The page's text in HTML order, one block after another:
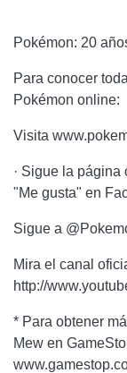
Pokémon: 20
Para conocer
Pokémon online:
Visita
· Sigue la
"Me gusta" en
Sigue a
Mira el canal
http://
* Para obtener
Mew en